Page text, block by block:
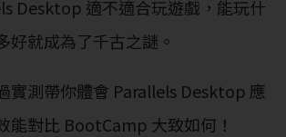
Desktop 適不適合玩遊戲，能玩什
好就成為了千古之謎。
實測帶你體會 Parallels Desktop 應
能對比 BootCamp 大致如何！